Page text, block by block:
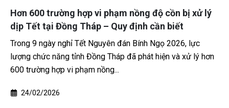
phạm nồng độ cồn bị xử lý
Quy định cần biết
đán Bính Ngọ 2026, lực
Tháp đã phát hiện và xử lý hơn
Đồng Tháp: đề nghị
mua bán, sử dụng vũ
Cơ quan An ninh điều tra
hành kết luận điều tra và